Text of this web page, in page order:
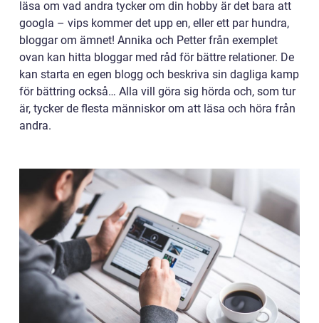
läsa om vad andra tycker om din hobby är det bara att
googla – vips kommer det upp en, eller ett par hundra,
bloggar om ämnet! Annika och Petter från exemplet
ovan kan hitta bloggar med råd för bättre relationer. De
kan starta en egen blogg och beskriva sin dagliga kamp
för bättring också… Alla vill göra sig hörda och, som tur
är, tycker de flesta människor om att läsa och höra från
andra.